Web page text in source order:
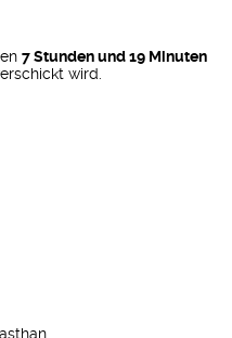
7 Stunden und 19 Minuten
wird.